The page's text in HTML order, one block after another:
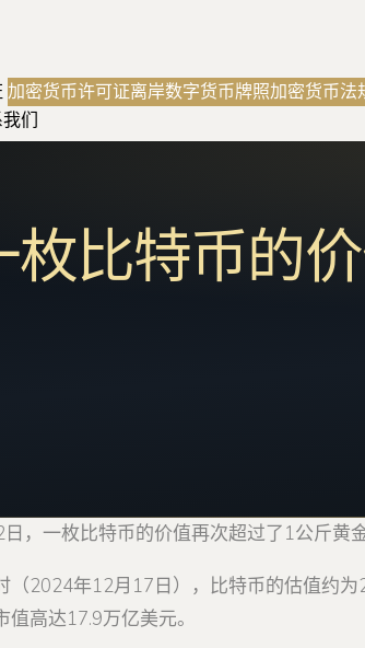
加密货币许可证离岸数字货币牌照加密货币法
们
枚比特币的
，一枚比特币的价值再次超过了1公斤黄
（2024年12月17日），比特币的估值约
高达17.9万亿美元。